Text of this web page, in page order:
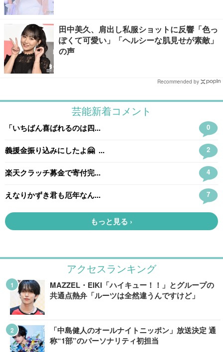
田中美久、肩出し私服ショットに反響「色っ
ぽくて可愛い」「ヘルシーな肌見せが素敵」
の声
Recommended by
アクセスランキング
MAZZEL・EIKI「ハイキュー！！」とグループの
共通点熱弁「ルーツは全然違うんですけど」
「中島健人のオールナイトニッポン」放送決定 通
称“1部”のパーソナリティ初担当